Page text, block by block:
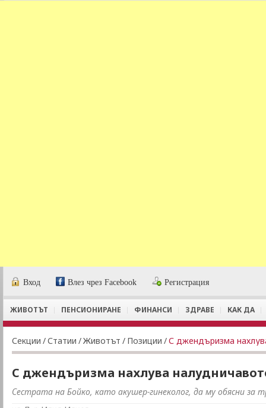
Вход Влез чрез Facebook Регистрация
ЖИВОТЪТ ПЕНСИОНИРАНЕ ФИНАНСИ ЗДРАВЕ КАК ДА
Секции /Статии /Животът / Позиции /С джендъризма
С джендъризма нахлува
Сестрата на Бойко, като акушер-гинеколог, да му обясни за